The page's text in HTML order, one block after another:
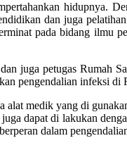
hidupnya.
dan juga
pada bidang ilmu
juga petugas Rumah
pengendalian infeksi di
medik yang di
dapat di lakukan
dalam